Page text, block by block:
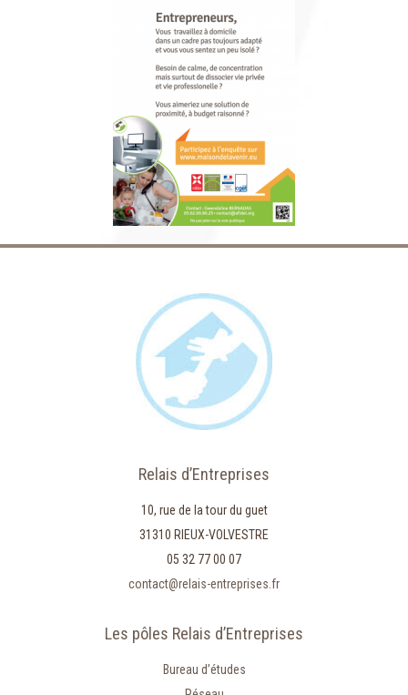
Relais d’Entreprises
10, rue de la tour du guet
31310 RIEUX-VOLVESTRE
05 32 77 00 07
contact@relais-entreprises.fr
Les pôles Relais d’Entreprises
Bureau d’études